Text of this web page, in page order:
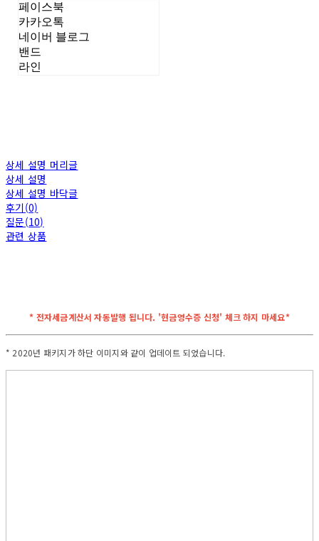
페이스북
카카오톡
네이버 블로그
밴드
라인
상세 설명 머리글
상세 설명
상세 설명 바닥글
후기(0)
질문(10)
관련 상품
* 전자세금계산서 자동발행 됩니다. '현금영수증 신청' 체크 하지 마세요*
* 2020년 패키지가 하단 이미지와 같이 업데이트 되었습니다.